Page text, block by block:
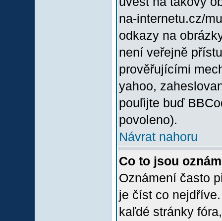
na-internetu.cz/
odkazy na
není veřejně
prověřujícími
yahoo,
pouľijte buď
povoleno).
Návrat nahoru
Co to jsou
Oznámení často
je číst co
kaľdé stránky